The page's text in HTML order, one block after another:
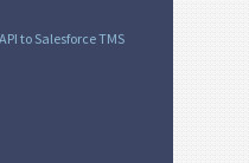
to Salesforce TMS